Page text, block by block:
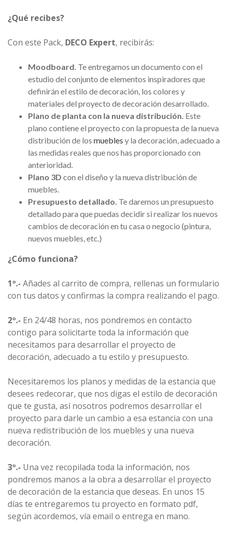
¿Qué recibes?
Con este Pack, DECO Expert, recibirás:
Moodboard. Te entregamos un documento con el
estudio del conjunto de elementos inspiradores que
definirán el estilo de decoración, los colores y
materiales del proyecto de decoración desarrollado.
Plano de planta con la nueva distribución. Este
plano contiene el proyecto con la propuesta de la nueva
distribución de los muebles y la decoración, adecuado a
las medidas reales que nos has proporcionado con
anterioridad.
Plano 3D con el diseño y la nueva distribución de
muebles.
Presupuesto detallado. Te daremos un presupuesto
detallado para que puedas decidir si realizar los nuevos
cambios de decoración en tu casa o negocio (pintura,
nuevos muebles, etc.)
¿Cómo funciona?
1º.- Añades al carrito de compra, rellenas un formulario
con tus datos y confirmas la compra realizando el pago.
2º.- En 24/48 horas, nos pondremos en contacto
contigo para solicitarte toda la información que
necesitamos para desarrollar el proyecto de
decoración, adecuado a tu estilo y presupuesto.
Necesitaremos los planos y medidas de la estancia que
desees redecorar, que nos digas el estilo de decoración
que te gusta, así nosotros podremos desarrollar el
proyecto para darle un cambio a esa estancia con una
nueva redistribución de los muebles y una nueva
decoración.
3º.- Una vez recopilada toda la información, nos
pondremos manos a la obra a desarrollar el proyecto
de decoración de la estancia que deseas. En unos 15
días te entregaremos tu proyecto en formato pdf,
según acordemos, vía email o entrega en mano.